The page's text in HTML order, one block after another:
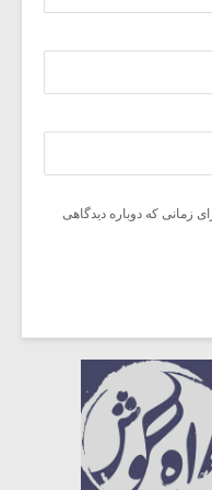
زمانی که دوباره دیدگاهی